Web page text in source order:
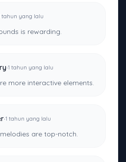
tahun yang lalu
is rewarding.
·1 tahun yang lalu
more interactive elements.
·1 tahun yang lalu
are top-notch.